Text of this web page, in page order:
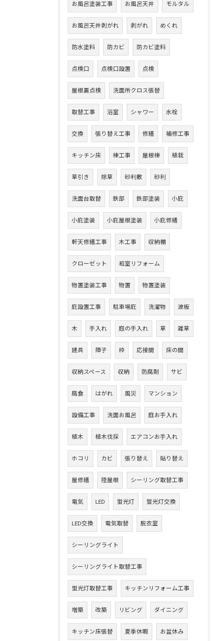
お風呂塗装工事 お風呂天井 モルタル
お風呂天井剥がれ 剥がれ めくれ
防水塗料 防カビ 防カビ塗料
点検口 点検口設置 点検
屋根裏点検 洗面所クロス張替
取替工事 浴室 シャワー 水栓
交換 張り替え工事 修繕 補修工事
キッチン床 棟工事 屋根棟 植栽
草引き 除草 砂利敷 砂利
洗面台取替 鉄部 鉄部塗装 小庇
小庇塗装 小庇屋根塗装 小庇修繕
軒天修繕工事 木工事 収納棚
クローゼット 和室リフォーム
物置塗装工事 物置 物置塗装
庇設置工事 駐車場庇 洗濯物 波板
木 手入れ 庭の手入れ 草 雑草
建具 障子 枠 応接間 床の間
収納スペース 収納 防腐剤 サビ
腐食 はがれ 風災 マンション
設備工事 洗面お風呂 庭お手入れ
植木 植木伐採 エアコンお手入れ
ホコリ カビ 張り替え 貼り替え
屋修繕 陸屋根 シーリング取替工事
電気 LED 蛍光灯 蛍光灯交換
LED交換 電気取替 脱衣室
シーリングライト
シーリングライト取替工事
蛍光灯取替工事 キッチンリフォーム工事
増築 改築 リビング ダイニング
キッチン床張替 夏季休暇 お盆休み